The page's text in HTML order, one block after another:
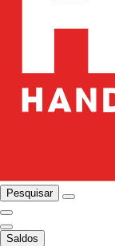
Pesquisar
Saldos